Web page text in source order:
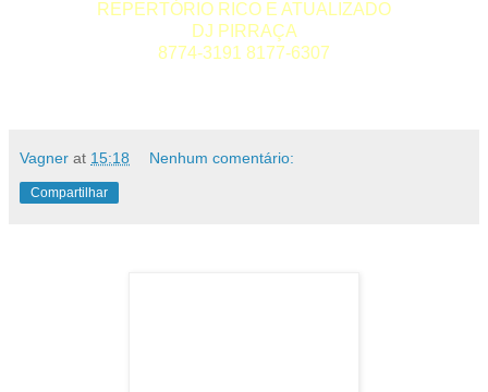
REPERTÓRIO RICO E ATUALIZADO
DJ PIRRAÇA
8774-3191 8177-6307
Vagner at 15:18 Nenhum comentário:
Compartilhar